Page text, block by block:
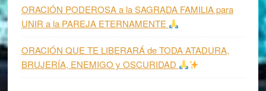
ORACIÓN PODEROSA a la SAGRADA FAMILIA para
UNIR a la PAREJA ETERNAMENTE
ORACIÓN QUE TE LIBERARÁ de TODA ATADURA,
BRUJERÍA, ENEMIGO y OSCURIDAD